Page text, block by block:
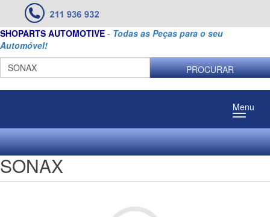
SHOPARTS AUTOMOTIVE - Todas as Peças para o seu
Automóvel!
PROCURAR
Menu
SONAX